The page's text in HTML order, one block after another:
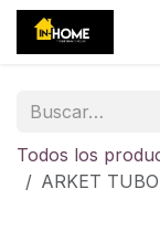
Ir al contenido
Todos los
ARKET